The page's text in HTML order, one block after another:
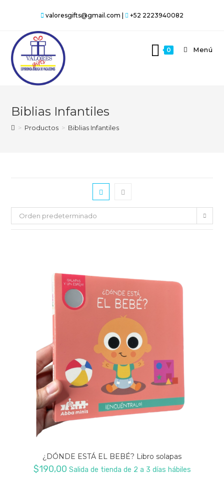
contenido
valoresgifts@gmail.com | +52 2223940082
0 Menú
Biblias Infantiles
> Productos > Biblias Infantiles
Orden predeterminado
¿DÓNDE ESTÁ EL BEBÉ? Libro solapas
$190,00 Salida de tienda de 2 a 3 días hábiles